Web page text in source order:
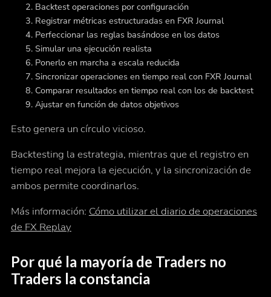
Backtest operaciones por configuración
Registrar métricas estructuradas en FXR Journal
Perfeccionar las reglas basándose en los datos
Simular una ejecución realista
Ponerlo en marcha a escala reducida
Sincronizar operaciones en tiempo real con FXR Journal
Comparar resultados en tiempo real con los de backtest
Ajustar en función de datos objetivos
Esto genera un círculo vicioso.
Backtesting la estrategia, mientras que el registro en
tiempo real mejora la ejecución, y la sincronización de
ambos permite coordinarlos.
Más información: Cómo utilizar el diario de operaciones
de FX Replay
Por qué la mayoría de Traders no
Traders la constancia